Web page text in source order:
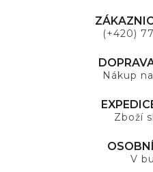
(+420)
Nákup
Zboží
V